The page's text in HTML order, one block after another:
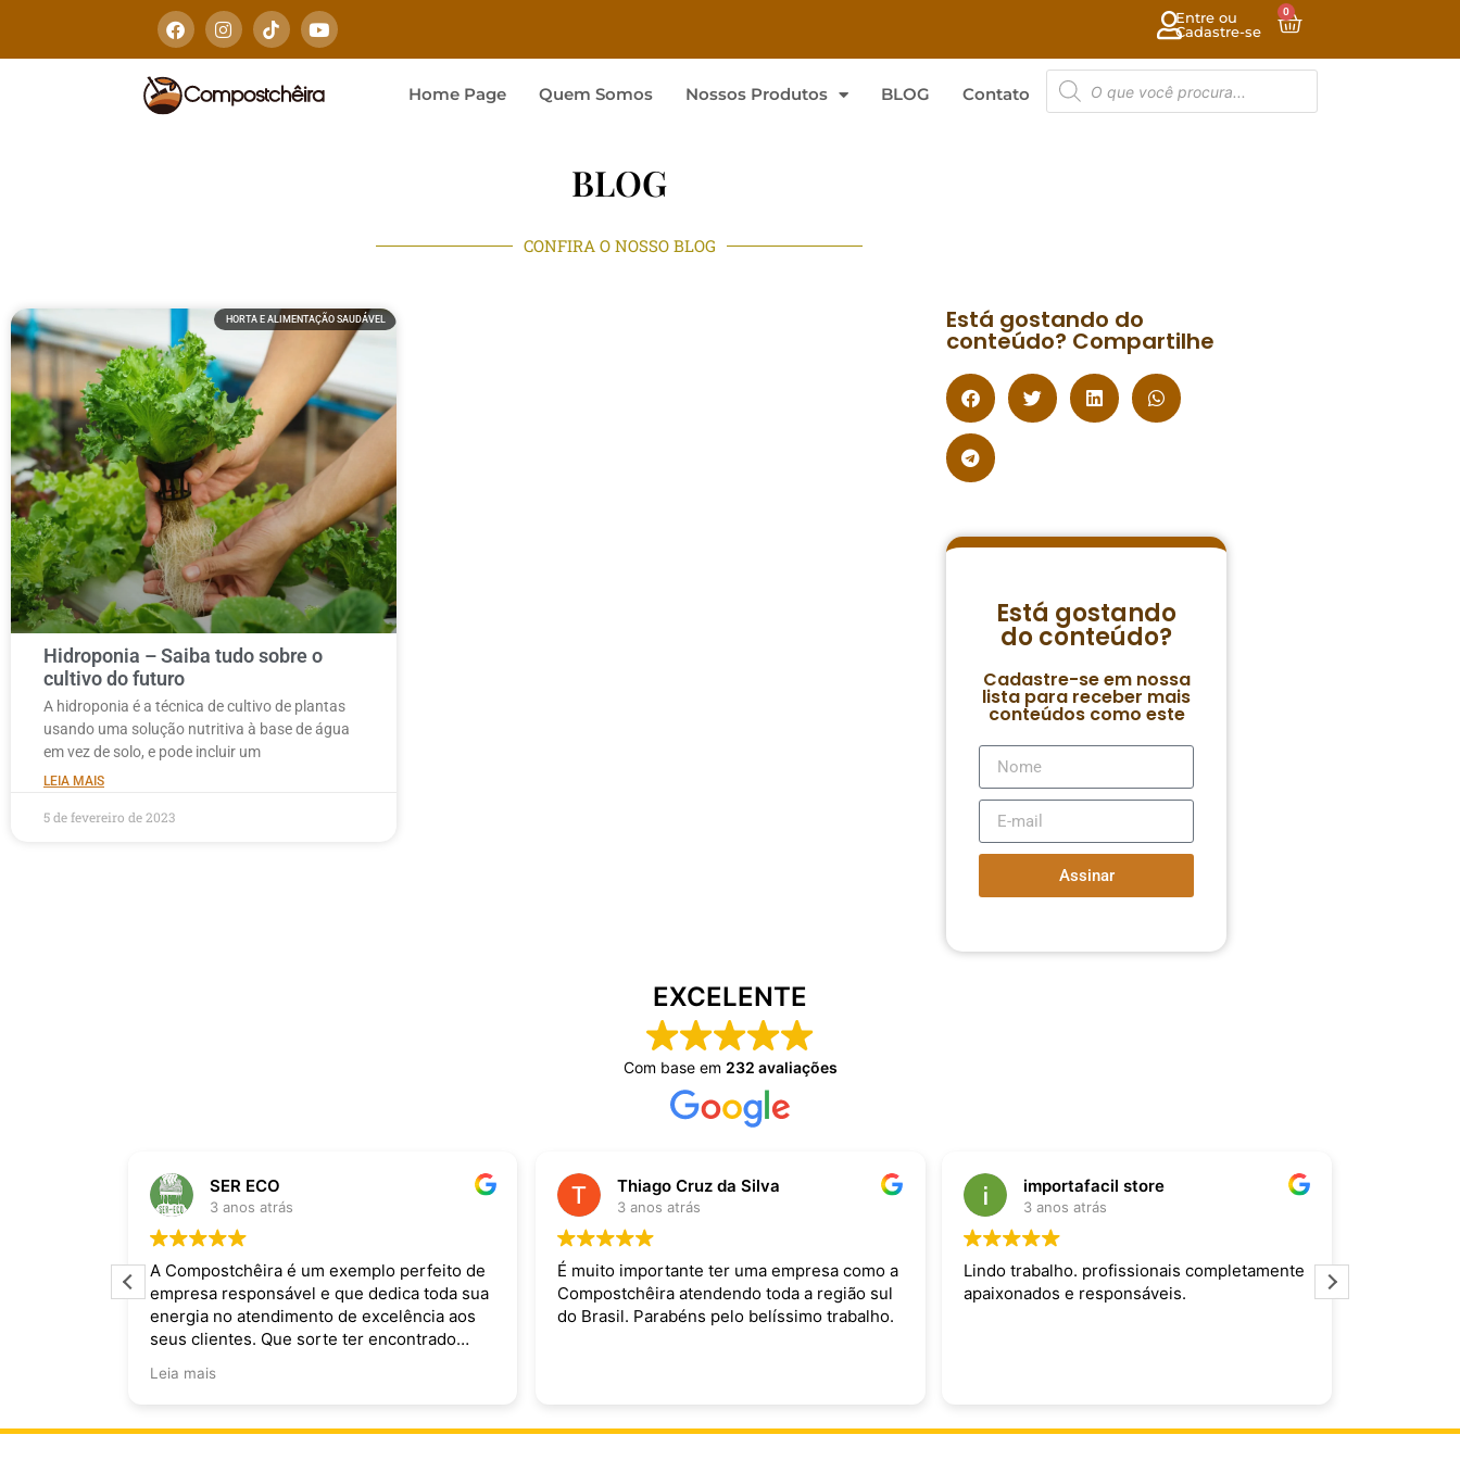
Entre ou
Cadastre-se
0
Home Page Quem Somos Nossos Produtos BLOG Contato
BLOG
CONFIRA O NOSSO BLOG
HORTA E ALIMENTAÇÃO SAUDÁVEL
Hidroponia – Saiba tudo sobre o
cultivo do futuro
A hidroponia é a técnica de cultivo de plantas
usando uma solução nutritiva à base de água
em vez de solo, e pode incluir um
LEIA MAIS
5 de fevereiro de 2023
Está gostando do
conteúdo? Compartilhe
Está gostando
do conteúdo?
Cadastre-se em nossa
lista para receber mais
conteúdos como este
Assinar
EXCELENTE
Com base em 232 avaliações
SER ECO
3 anos atrás
A Compostchêira é um exemplo perfeito de
empresa responsável e que dedica toda sua
energia no atendimento de excelência aos
seus clientes. Que sorte ter encontrado
Leia mais
Thiago Cruz da Silva
3 anos atrás
É muito importante ter uma empresa como a
Compostchêira atendendo toda a região sul
do Brasil. Parabéns pelo belíssimo trabalho.
importafacil store
3 anos atrás
Lindo trabalho. profissionais completamente
apaixonados e responsáveis.